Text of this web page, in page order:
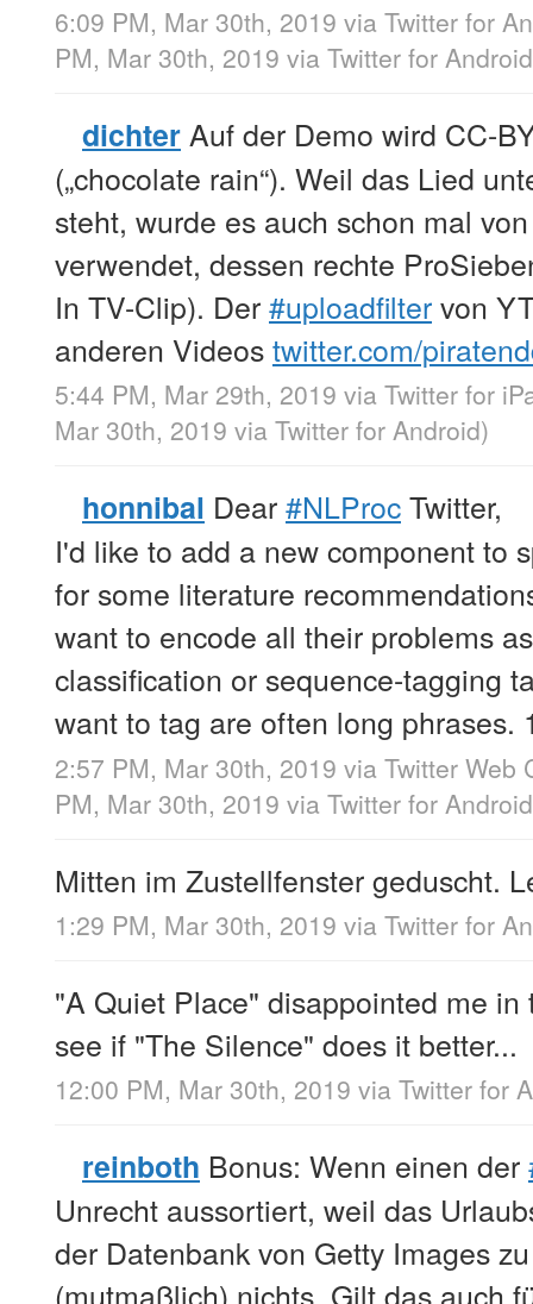
6:09 PM, Mar 30th, 2019 via Twitter for
PM, Mar 30th, 2019 via Twitter for Android
dichterAuf der Demo wird CC-
(„chocolate rain“). Weil das Lied
steht, wurde es auch schon mal
verwendet, dessen rechte
In TV-Clip). Der#uploadfiltervon
anderen Videostwitter.com/
5:44 PM, Mar 29th, 2019 via Twitter for
Mar 30th, 2019 via Twitter for Android)
honnibal Dear#NLProcTwitter,
I'd like to add a new component to
for some literature
want to encode all their problems
classification or sequence-tagging
want to tag are often long phrases.
2:57 PM, Mar 30th, 2019 via Twitter Web
PM, Mar 30th, 2019 via Twitter for Android
Mitten im Zustellfenster geduscht.
1:29 PM, Mar 30th, 2019 via Twitter for
"A Quiet Place" disappointed me
see if "The Silence" does it better...
12:00 PM, Mar 30th, 2019 via Twitter for
reinboth Bonus: Wenn einen der
Unrecht aussortiert, weil das
der Datenbank von Getty Images
(mutmaßlich) nichts. Gilt das auch